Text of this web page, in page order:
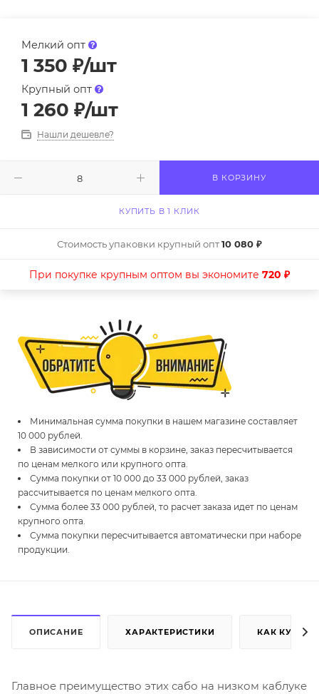
Мелкий опт
1 350 ₽/шт
Крупный опт
1 260 ₽/шт
Нашли дешевле?
В КОРЗИНУ
КУПИТЬ В 1 КЛИК
Стоимость упаковки крупный опт10 080 ₽
При покупке крупным оптом вы экономите 720 ₽
Минимальная сумма покупки в нашем магазине составляет
10 000 рублей.
В зависимости от суммы в корзине, заказ пересчитывается
по ценам мелкого или крупного опта.
Сумма покупки от 10 000 до 33 000 рублей, заказ
рассчитывается по ценам мелкого опта.
Сумма более 33 000 рублей, то расчет заказа идет по ценам
крупного опта.
Сумма покупки пересчитывается автоматически при наборе
продукции.
ОПИСАНИЕ ХАРАКТЕРИСТИКИ КАК КУПИТЬ
Главное преимущество этих сабо на низком каблуке